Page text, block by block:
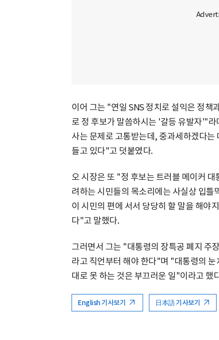
이어 그는 "연일 SNS 정치로 설익은 정책
로 정 후보가 말씀하시는 '갈등 유발자'"
사는 문제로 고통받는데, 중과세하겠다
들고 있다"고 덧붙였다.
오 시장은 또 "정 후보는 트러블 메이커
려하는 시민들의 목소리에는 사실상 입
이 시민의 편에 서서 당당히 할 말을 해야
다"고 말했다.
그러면서 그는 "대통령의 장특공 폐지 주
라고 직언부터 해야 한다"며 "대통령의 눈
대로 못 하는 것은 부끄러운 일"이라고 했
English 기사보기 日本語 기사보기